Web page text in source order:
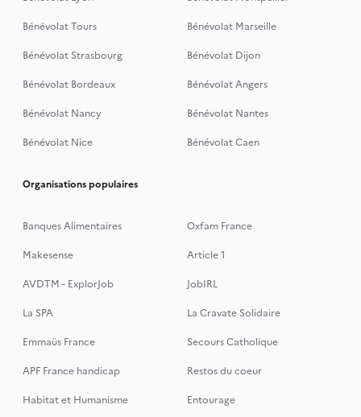
Bénévolat Tours
Bénévolat Marseille
Bénévolat Strasbourg
Bénévolat Dijon
Bénévolat Bordeaux
Bénévolat Angers
Bénévolat Nancy
Bénévolat Nantes
Bénévolat Nice
Bénévolat Caen
Organisations populaires
Banques Alimentaires
Oxfam France
Makesense
Article 1
AVDTM - ExplorJob
JobIRL
La SPA
La Cravate Solidaire
Emmaüs France
Secours Catholique
APF France handicap
Restos du coeur
Habitat et Humanisme
Entourage